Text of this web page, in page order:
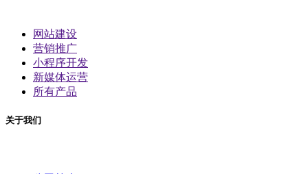
网站建设
营销推广
小程序开发
新媒体运营
所有产品
关于我们